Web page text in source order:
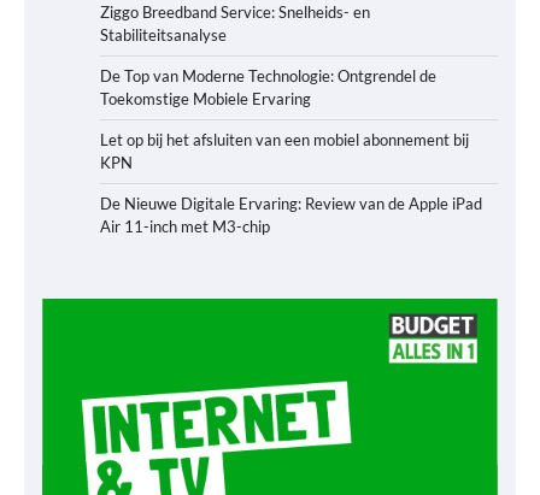
Ziggo Breedband Service: Snelheids- en
Stabiliteitsanalyse
De Top van Moderne Technologie: Ontgrendel de
Toekomstige Mobiele Ervaring
Let op bij het afsluiten van een mobiel abonnement bij
KPN
De Nieuwe Digitale Ervaring: Review van de Apple iPad
Air 11-inch met M3-chip